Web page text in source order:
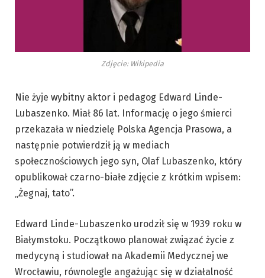
Zdjęcie: Wikipedia
Nie żyje wybitny aktor i pedagog Edward Linde-
Lubaszenko. Miał 86 lat. Informację o jego śmierci
przekazała w niedzielę Polska Agencja Prasowa, a
następnie potwierdził ją w mediach
społecznościowych jego syn, Olaf Lubaszenko, który
opublikował czarno-białe zdjęcie z krótkim wpisem:
„Żegnaj, tato”.
Edward Linde-Lubaszenko urodził się w 1939 roku w
Białymstoku. Początkowo planował związać życie z
medycyną i studiował na Akademii Medycznej we
Wrocławiu, równolegle angażując się w działalność